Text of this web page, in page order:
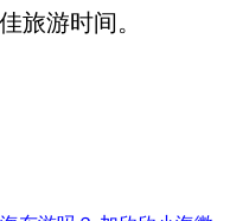
旅游时间。